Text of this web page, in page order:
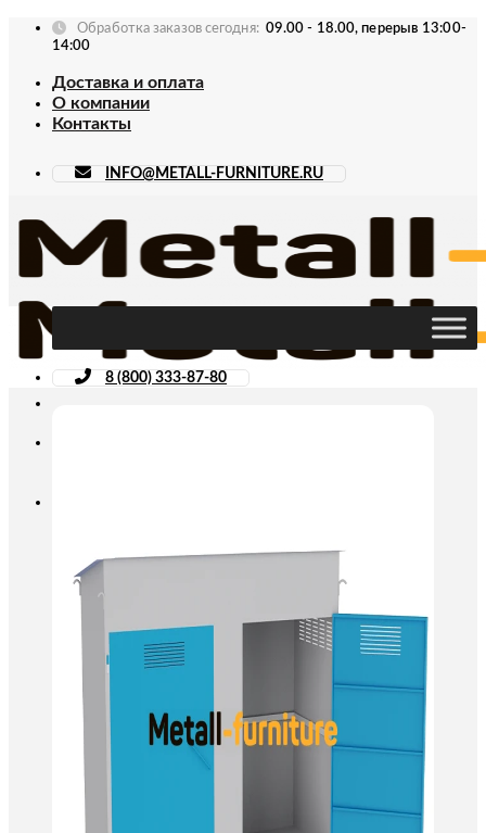
Skip
Обработка заказов сегодня: 09.00 - 18.00, перерыв 13:00-
14:00
Доставка и оплата
О компании
Контакты
INFO@METALL-FURNITURE.RU
8 (800) 333-87-80